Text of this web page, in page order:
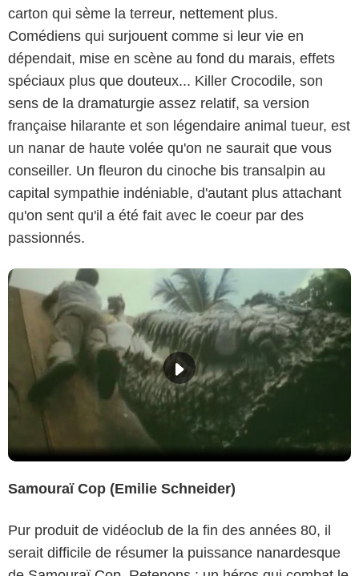
carton qui sème la terreur, nettement plus.
Comédiens qui surjouent comme si leur vie en
dépendait, mise en scène au fond du marais, effets
spéciaux plus que douteux... Killer Crocodile, son
sens de la dramaturgie assez relatif, sa version
française hilarante et son légendaire animal tueur, est
un nanar de haute volée qu'on ne saurait que vous
conseiller. Un fleuron du cinoche bis transalpin au
capital sympathie indéniable, d'autant plus attachant
qu'on sent qu'il a été fait avec le coeur par des
passionnés.
Samouraï Cop (Emilie Schneider)
Pur produit de vidéoclub de la fin des années 80, il
serait difficile de résumer la puissance nanardesque